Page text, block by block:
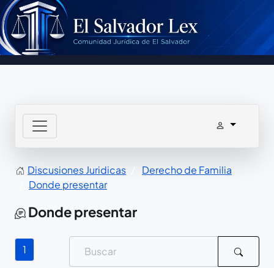
Discusiones Juridicas
Derecho de Familia
Donde presentar
Donde presentar
1